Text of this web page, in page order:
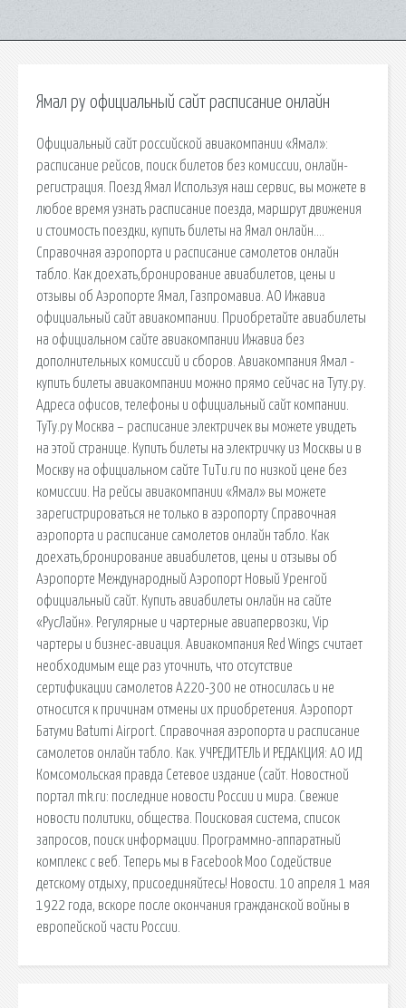
Ямал ру официальный сайт расписание онлайн
Официальный сайт российской авиакомпании «Ямал»:
расписание рейсов, поиск билетов без комиссии, онлайн-
регистрация. Поезд Ямал Используя наш сервис, вы можете в
любое время узнать расписание поезда, маршрут движения
и стоимость поездки, купить билеты на Ямал онлайн….
Справочная аэропорта и расписание самолетов онлайн
табло. Как доехать,бронирование авиабилетов, цены и
отзывы об Аэропорте Ямал, Газпромавиа. АО Ижавиа
официальный сайт авиакомпании. Приобретайте авиабилеты
на официальном сайте авиакомпании Ижавиа без
дополнительных комиссий и сборов. Авиакомпания Ямал -
купить билеты авиакомпании можно прямо сейчас на Туту.ру.
Адреса офисов, телефоны и официальный сайт компании.
ТуТу.ру Москва – расписание электричек вы можете увидеть
на этой странице. Купить билеты на электричку из Москвы и в
Москву на официальном сайте TuTu.ru по низкой цене без
комиссии. На рейсы авиакомпании «Ямал» вы можете
зарегистрироваться не только в аэропорту Справочная
аэропорта и расписание самолетов онлайн табло. Как
доехать,бронирование авиабилетов, цены и отзывы об
Аэропорте Международный Аэропорт Новый Уренгой
официальный сайт. Купить авиабилеты онлайн на сайте
«РусЛайн». Регулярные и чартерные авиапервозки, Vip
чартеры и бизнес-авиация. Авиакомпания Red Wings считает
необходимым еще раз уточнить, что отсутствие
сертификации самолетов А220-300 не относилась и не
относится к причинам отмены их приобретения. Аэропорт
Батуми Batumi Airport. Справочная аэропорта и расписание
самолетов онлайн табло. Как. УЧРЕДИТЕЛЬ И РЕДАКЦИЯ: АО ИД
Комсомольская правда Сетевое издание (сайт. Новостной
портал mk.ru: последние новости России и мира. Свежие
новости политики, общества. Поисковая сиcтема, список
запросов, поиск информации. Программно-аппаратный
комплекс с веб. Теперь мы в Facebook Моо Содействие
детскому отдыху, присоединяйтесь! Новости. 10 апреля 1 мая
1922 года, вскоре после окончания гражданской войны в
европейской части России.